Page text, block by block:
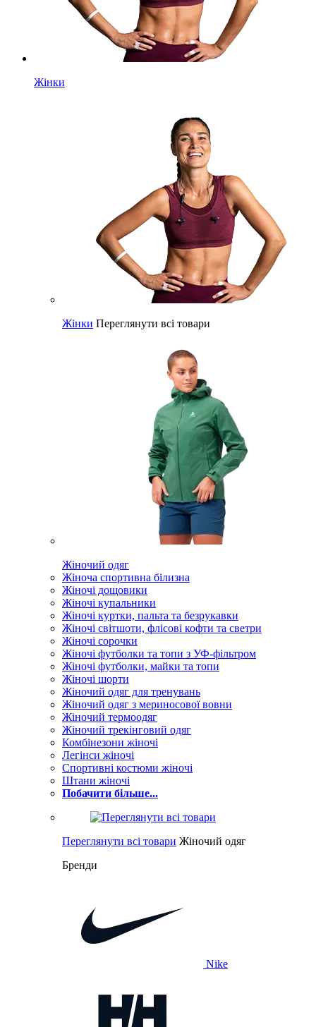
Жінки
Жінки Переглянути всі товари
Жіночий одяг
Жіноча спортивна білизна
Жіночі дощовики
Жіночі купальники
Жіночі куртки, пальта та безрукавки
Жіночі світшоти, флісові кофти та светри
Жіночі сорочки
Жіночі футболки та топи з УФ-фільтром
Жіночі футболки, майки та топи
Жіночі шорти
Жіночий одяг для тренувань
Жіночий одяг з мериносової вовни
Жіночий термоодяг
Жіночий трекінговий одяг
Комбінезони жіночі
Легінси жіночі
Спортивні костюми жіночі
Штани жіночі
Побачити більше...
Переглянути всі товари Жіночий одяг
Бренди
Nike